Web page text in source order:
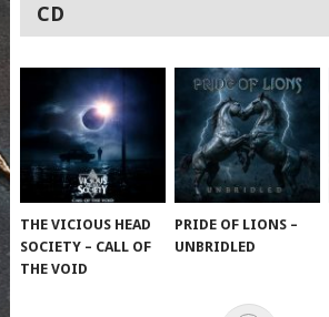
CD
THE VICIOUS HEAD
SOCIETY – CALL OF
THE VOID
PRIDE OF LIONS –
UNBRIDLED